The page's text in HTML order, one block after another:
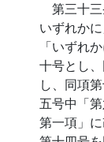
第三十
いずれか
「いずれ
十号とし
し、同項
五号中「
第一項」